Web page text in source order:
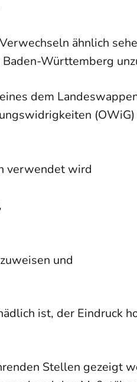
ähnlich
Württemberg
dem
verwendet wird
und
ist, der Eindruck
Stellen gezeigt